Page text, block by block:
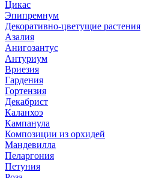
Цикас
Эпипремнум
Декоративно-цветущие растения
Азалия
Анигозантус
Антуриум
Вриезия
Гардения
Гортензия
Декабрист
Каланхоэ
Кампанула
Композиции из орхидей
Мандевилла
Пеларгония
Петуния